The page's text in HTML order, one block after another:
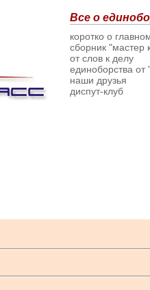
Все о
коротко о
сборник "мастер
от слов к делу
единоборства
наши друзья
диспут-клуб